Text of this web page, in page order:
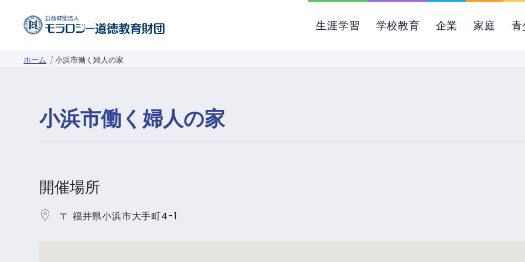
生涯学習 学校教育 企業 家庭 青
ホーム 小浜市働く婦人の家
小浜市働く婦人の家
開催場所
〒 福井県小浜市大手町4-1